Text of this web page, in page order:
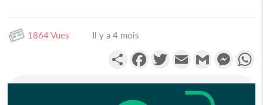
1864 Vues Il y a 4 mois
PartagerFacebookTwitterEmail Gmail